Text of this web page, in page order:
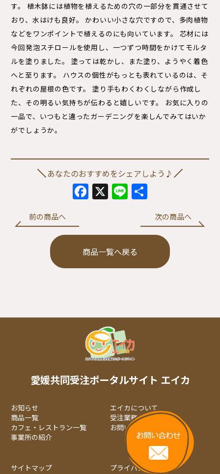
す。 植木鉢には植物を植えるための穴の一部分を貫通させて
おり、水はけも良好。 かわいい小さな穴ですので、多肉植物
などをワンポイントで植えるのにも向いています。 芯材には
今回発泡スチロールを使用し、一つずつ時間をかけてモルタ
ルを塗りました。 塗っては乾かし、また塗り、ようやく着色
へと至ります。 ハウスの個性がもっとも表れているのは、そ
れぞれの屋根の色です。 塗り手もわくわくしながら作成し
た、その明るい気持ちが伝わると嬉しいです。 お気に入りの
一品で、いつもと違ったガーデニングを楽しんでみてはいか
がでしょうか。
あなたのおすすめをシェアしよう♪
Facebook
X Line
有
前の商品へ 次の商品へ
商品一覧へ戻る
愛媛共同受注ポータルサイト エイカ
お知らせ
商品一覧
カフェ・レストラン一覧
事業所の紹介
エイカについて
受注業務について
お問い合わせ
サイトマップ
プライバシーポリシー